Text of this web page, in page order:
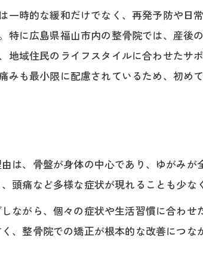
院で最大化する方法
盤矯正を習慣化
骨盤サポートを
改善の骨盤矯正法
体の不調と骨盤矯正
決する体の悩み
一時的な緩和だけでなく、再発予防や日
特に広島県福山市内の整骨院では、産後
地域住民のライフスタイルに合わせたサ
みも最小限に配慮されているため、初め
は、骨盤が身体の中心であり、ゆがみが
痛など多様な症状が現れることも少な
ながら、個々の症状や生活習慣に合わせ
、整骨院での矯正が根本的な改善につな